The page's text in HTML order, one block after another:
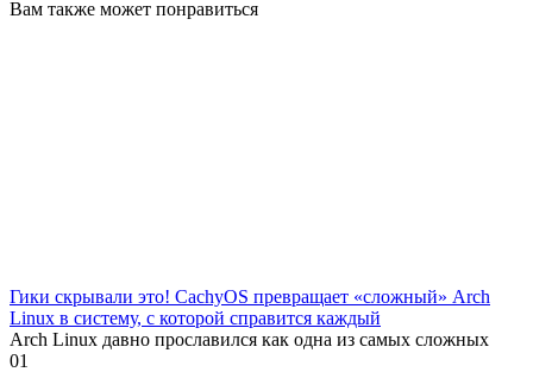
Вам также может понравиться
Гики скрывали это! CachyOS превращает «сложный» Arch
Linux в систему, с которой справится каждый
Arch Linux давно прославился как одна из самых сложных
01